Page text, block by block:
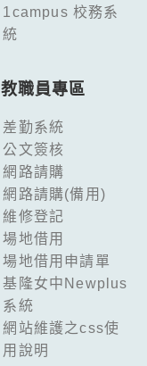
1campus 校務系
統
教職員專區
差勤系統
公文簽核
網路請購
網路請購(備用)
維修登記
場地借用
場地借用申請單
基隆女中Newplus
系統
網站維護之css使
用說明